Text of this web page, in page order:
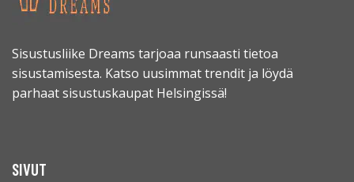
Sisustusliike Dreams tarjoaa runsaasti tietoa
sisustamisesta. Katso uusimmat trendit ja löydä
parhaat sisustuskaupat Helsingissä!
SIVUT